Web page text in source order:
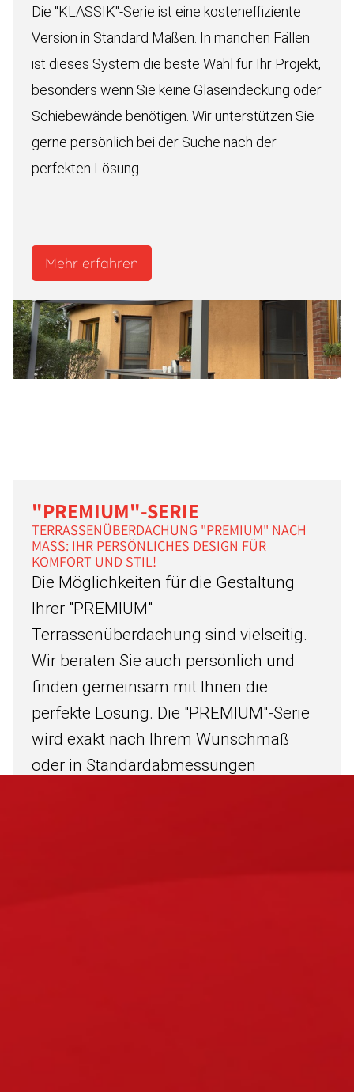
Die "KLASSIK"-Serie ist eine kosteneffiziente
Version in Standard Maßen. In manchen Fällen
ist dieses System die beste Wahl für Ihr Projekt,
besonders wenn Sie keine Glaseindeckung oder
Schiebewände benötigen. Wir unterstützen Sie
gerne persönlich bei der Suche nach der
perfekten Lösung.
Mehr erfahren
"PREMIUM"-SERIE
TERRASSENÜBERDACHUNG "PREMIUM" NACH
MASS: IHR PERSÖNLICHES DESIGN FÜR K
OMFORT UND STIL!
Die Möglichkeiten für die Gestaltung
Ihrer "PREMIUM"
Terrassenüberdachung sind vielseitig.
Wir beraten Sie auch persönlich und
finden gemeinsam mit Ihnen die
perfekte Lösung. Die "PREMIUM"-Serie
wird exakt nach Ihrem Wunschmaß
oder in Standardabmessungen